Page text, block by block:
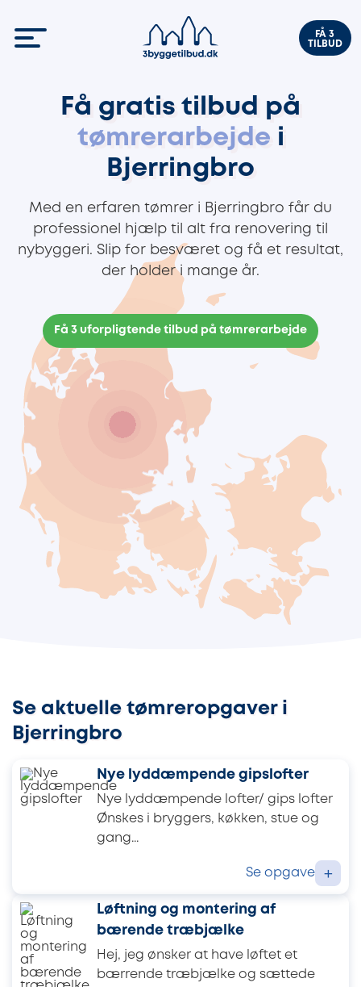
FÅ 3
TILBUD
Få gratis tilbud på
tømrerarbejde i
Bjerringbro
Med en erfaren tømrer i Bjerringbro får du
professionel hjælp til alt fra renovering til
nybyggeri. Slip for besværet og få et resultat,
der holder i mange år.
Få 3 uforpligtende tilbud på tømrerarbejde
Se aktuelle tømreropgaver i
Bjerringbro
Nye lyddæmpende gipslofter
Nye lyddæmpende lofter/ gips lofter
Ønskes i bryggers, køkken, stue og
gang...
Se opgave +
Løftning og montering af
bærende træbjælke
Hej, jeg ønsker at have løftet et
bærrende træbjælke og sættede